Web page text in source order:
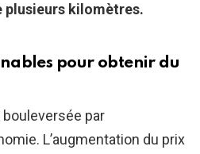
plusieurs kilomètres.
pour obtenir du
bouleversée par
L’augmentation du prix